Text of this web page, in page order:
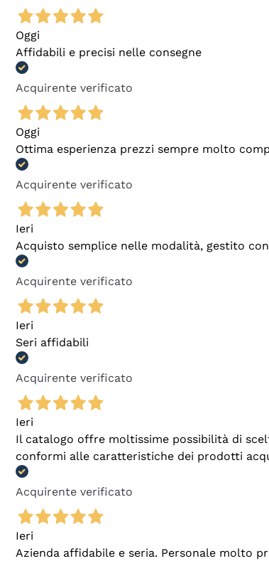
Oggi
Affidabili e precisi nelle consegne
Acquirente verificato
Oggi
Ottima esperienza prezzi sempre molto
Acquirente verificato
Ieri
Acquisto semplice nelle modalità, gestito
Acquirente verificato
Ieri
Seri affidabili
Acquirente verificato
Ieri
Il catalogo offre moltissime possibilità di
conformi alle caratteristiche dei prodotti
Acquirente verificato
Ieri
Azienda affidabile e seria. Personale molto